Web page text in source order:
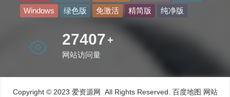
Windows
绿色版 免激活 精简版 纯净版
32408+
网站访问量
Copyright © 2023 爱资源网 All Rights Reserved. 百度地图 网站